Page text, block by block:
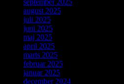
september 2025
august 2025
juli 2025
juni 2025
maj 2025
april 2025
marts 2025
februar 2025
januar 2025
december 2024